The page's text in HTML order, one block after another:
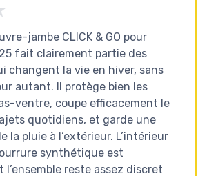
jambe CLICK & GO pour
fait clairement partie des
changent la vie en hiver, sans
autant. Il protège bien les
ventre, coupe efficacement le
quotidiens, et garde une
la pluie à l’extérieur. L’intérieur
synthétique est
reste assez discret